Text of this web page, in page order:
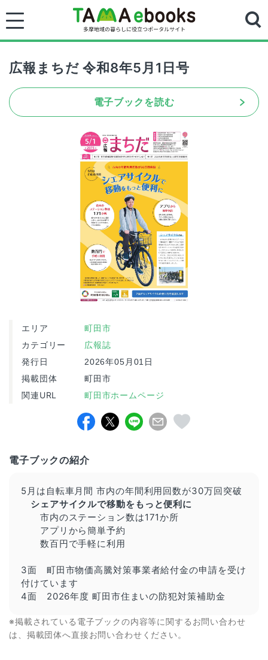
広報まちだ 令和8年5月1日号
電子ブックを読む
エリア 町田市
カテゴリー 広報誌
発行日 2026年05月01日
掲載団体 町田市
関連URL 町田市ホームページ
電子ブックの紹介
5月は自転車月間 市内の年間利用回数が30万回突破
シェアサイクルで移動をもっと便利に
市内のステーション数は171か所
アプリから簡単予約
数百円で手軽に利用
3面 町田市物価高騰対策事業者給付金の申請を受け
付けています
4面 2026年度 町田市住まいの防犯対策補助金
※掲載されている電子ブックの内容等に関するお問い合わせ
は、掲載団体へ直接お問い合わせください。